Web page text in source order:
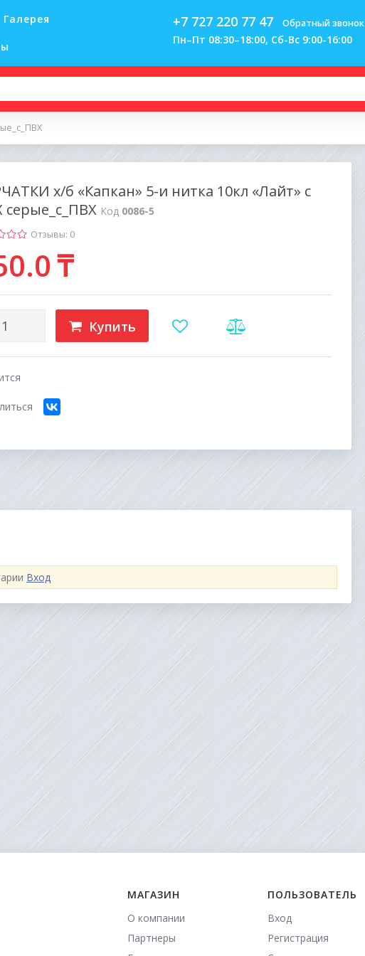
Галерея +7 727 220 77 47 Обратный звонок
Пн–Пт 08:30–18:00, Сб-Вс 9:00-16:00
х/б «Капкан» 5-и нитка 10кл «Лайт» с
серые_с_ПВХ Код 0086-5
Отзывы: 0
.0₸
Купить
Вход
МАГАЗИН
О компании
Партнеры
ПОЛЬЗОВАТЕЛЬ
Вход
Регистрация